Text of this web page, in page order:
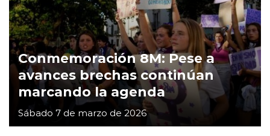
Conmemoración 8M: Pese a
avances brechas continúan
marcando la agenda
Sábado 7 de marzo de 2026